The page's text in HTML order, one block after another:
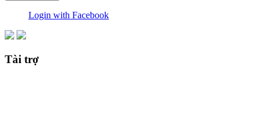
Login with Facebook
Tài trợ